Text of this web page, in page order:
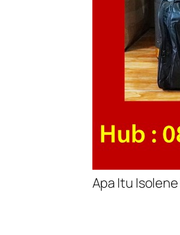
Apa Itu